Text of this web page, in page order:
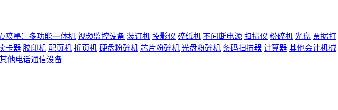
/喷墨）多功能一体机 视频监控设备 装订机 投影仪 碎纸机 不间断电源 扫描仪 粉碎机 光盘 票据打
卡器 胶印机 配页机 折页机 硬盘粉碎机 芯片粉碎机 光盘粉碎机 条码扫描器 计算器 其他会计机械
其他电话通信设备